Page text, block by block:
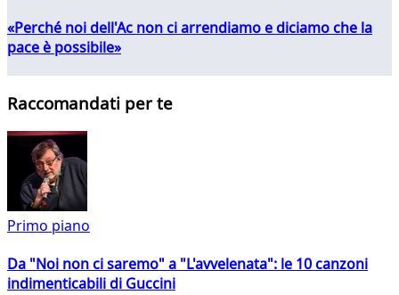
«Perché noi dell'Ac non ci arrendiamo e diciamo che la
pace è possibile»
Raccomandati per te
Primo piano
Da "Noi non ci saremo" a "L'avvelenata": le 10 canzoni
indimenticabili di Guccini